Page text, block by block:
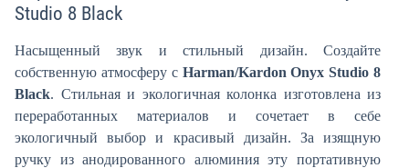
Studio 8 Black
Насыщенный звук и стильный дизайн. Создайте
собственную атмосферу с Harman/Kardon Onyx Studio 8
Black. Стильная и экологичная колонка изготовлена из
переработанных материалов и сочетает в себе
экологичный выбор и красивый дизайн. За изящную
ручку из анодированного алюминия эту портативную